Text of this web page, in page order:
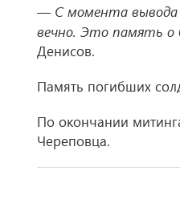
— С момента вывода
вечно. Это память о
Денисов.
Память погибших
По окончании
Череповца.